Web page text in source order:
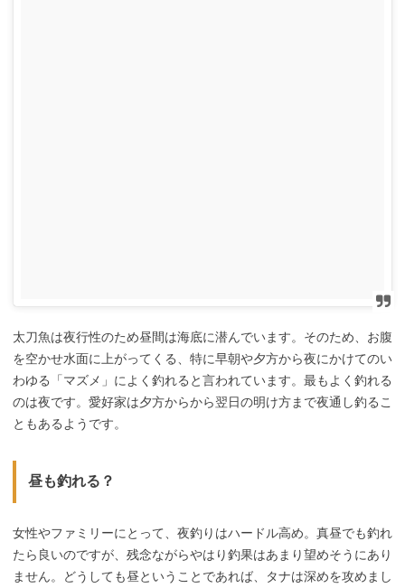
太刀魚は夜行性のため昼間は海底に潜んでいます。そのため、お腹
を空かせ水面に上がってくる、特に早朝や夕方から夜にかけてのい
わゆる「マズメ」によく釣れると言われています。最もよく釣れる
のは夜です。愛好家は夕方からから翌日の明け方まで夜通し釣るこ
ともあるようです。
昼も釣れる？
女性やファミリーにとって、夜釣りはハードル高め。真昼でも釣れ
たら良いのですが、残念ながらやはり釣果はあまり望めそうにあり
ません。どうしても昼ということであれば、タナは深めを攻めまし